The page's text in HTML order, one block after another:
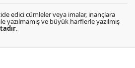
edici cümleler veya imalar, inançlara
yazılmamış ve büyük harflerle yazılmış
.